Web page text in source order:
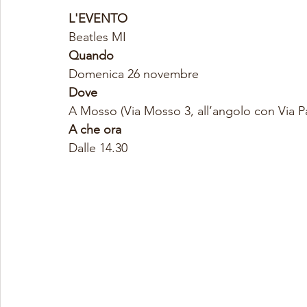
L'EVENTO
Beatles MI
Quando
Domenica 26 novembre
Dove
A Mosso (Via Mosso 3, all’angolo con Via
A che ora
Dalle 14.30